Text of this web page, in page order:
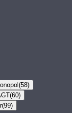
(58)
(60)
(99)